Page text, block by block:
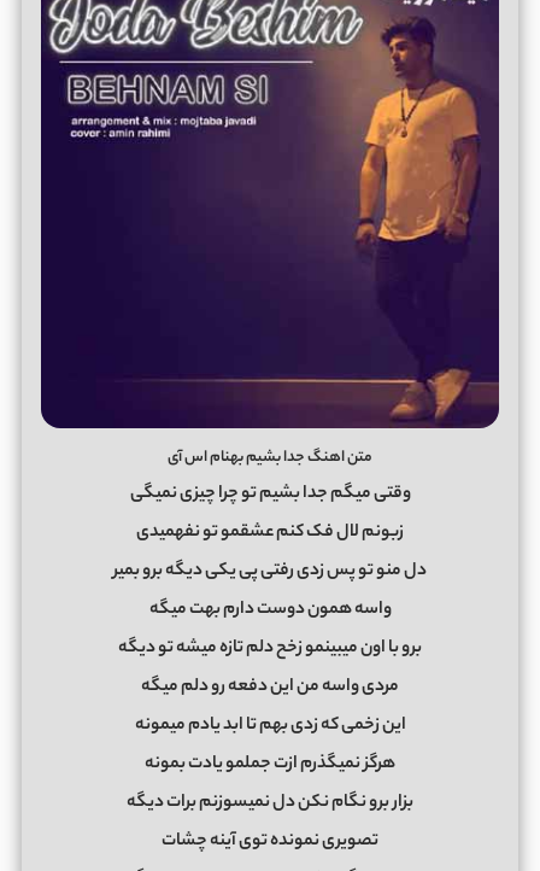
متن اهنگ جدا بشیم بهنام اس آی
وقتی میگم جدا بشیم تو چرا چیزی نمیگی
زبونم لال فک کنم عشقمو تو نفهمیدی
دل منو تو پس زدی رفتی پی یکی دیگه برو بمیر
واسه همون دوست دارم بهت میگه
برو با اون میبینمو زخح دلم تازه میشه تو دیگه
مردی واسه من این دفعه رو دلم میگه
این زخمی که زدی بهم تا ابد یادم میمونه
هرگز نمیگذرم ازت جملمو یادت بمونه
بزار برو نگام نکن دل نمیسوزنم برات دیگه
تصویری نمونده توی آینه چشات